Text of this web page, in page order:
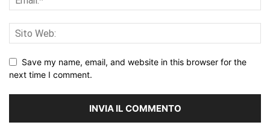
Save my name, email, and website in this browser for the
next time I comment.